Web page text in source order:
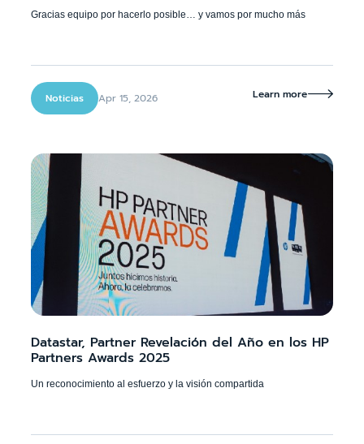
Gracias equipo por hacerlo posible… y vamos por mucho más
Noticias Apr 15, 2026 Learn more
Datastar, Partner Revelación del Año en los HP
Partners Awards 2025
Un reconocimiento al esfuerzo y la visión compartida